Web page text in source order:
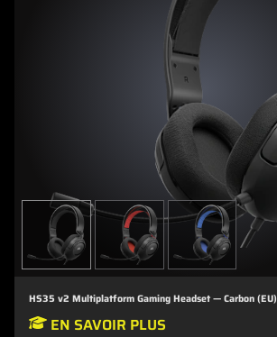
HS35 v2 Multiplatform Gaming Headset — Carbon (EU)
EN SAVOIR PLUS